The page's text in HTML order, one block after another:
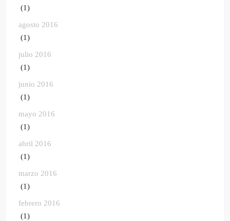
(1)
agosto 2016
(1)
julio 2016
(1)
junio 2016
(1)
mayo 2016
(1)
abril 2016
(1)
marzo 2016
(1)
febrero 2016
(1)